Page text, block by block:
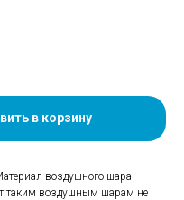
в корзину
воздушного шара -
таким воздушным шарам не